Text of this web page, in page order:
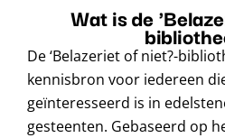
Wat is de
De ‘Belazeriet of niet?-
kennisbron voor iedereen
geïnteresseerd is in
gesteenten. Gebaseerd op